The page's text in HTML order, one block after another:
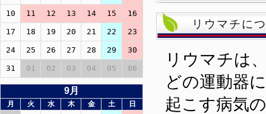
10 11 12 13 14 15 16
17 18 19 20 21 22 23
24 25 26 27 28 29 30
31 01 02 03 04 05 06
9月
月 火 水 木 金 土 日
リウマチに
リウマチは
どの運動器
起こす病気